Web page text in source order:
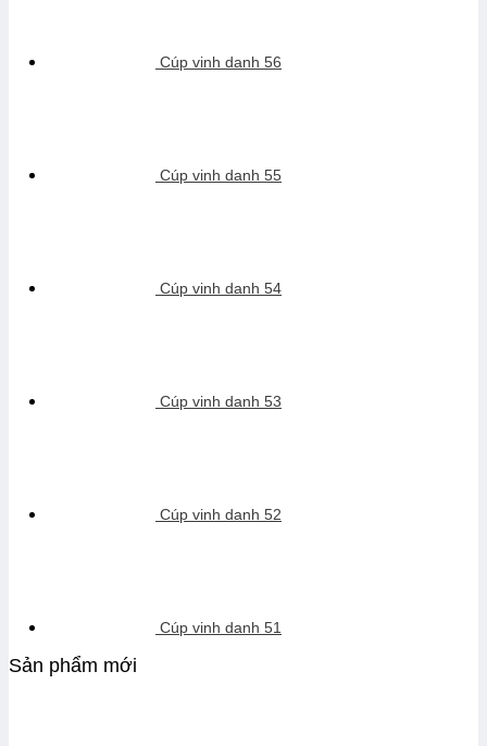
Cúp vinh danh 56
Cúp vinh danh 55
Cúp vinh danh 54
Cúp vinh danh 53
Cúp vinh danh 52
Cúp vinh danh 51
Sản phẩm mới